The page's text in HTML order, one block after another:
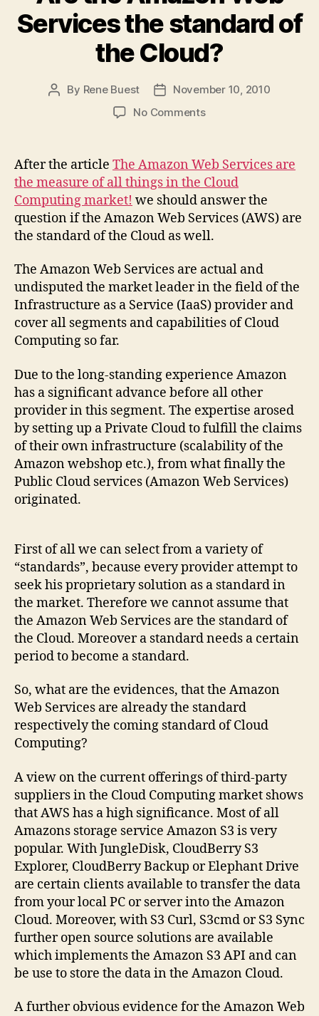
Services the standard of
the Cloud?
Post
By Rene Buest
PostNovember 10, 2010
No Commentson
Amazon
Web
Services
the
standard
of
Cloud?
After the article The Amazon Web Services are
the measure of all things in the Cloud
Computing market! we should answer the
question if the Amazon Web Services (AWS) are
the standard of the Cloud as well.
The Amazon Web Services are actual and
undisputed the market leader in the field of the
Infrastructure as a Service (IaaS) provider and
cover all segments and capabilities of Cloud
Computing so far.
Due to the long-standing experience Amazon
has a significant advance before all other
provider in this segment. The expertise arosed
by setting up a Private Cloud to fulfill the claims
of their own infrastructure (scalability of the
Amazon webshop etc.), from what finally the
Public Cloud services (Amazon Web Services)
originated.
First of all we can select from a variety of
“standards”, because every provider attempt to
seek his proprietary solution as a standard in
the market. Therefore we cannot assume that
the Amazon Web Services are the standard of
the Cloud. Moreover a standard needs a certain
period to become a standard.
So, what are the evidences, that the Amazon
Web Services are already the standard
respectively the coming standard of Cloud
Computing?
A view on the current offerings of third-party
suppliers in the Cloud Computing market shows
that AWS has a high significance. Most of all
Amazons storage service Amazon S3 is very
popular. With JungleDisk, CloudBerry S3
Explorer, CloudBerry Backup or Elephant Drive
are certain clients available to transfer the data
from your local PC or server into the Amazon
Cloud. Moreover, with S3 Curl, S3cmd or S3 Sync
further open source solutions are available
which implements the Amazon S3 API and can
be use to store the data in the Amazon Cloud.
A further obvious evidence for the Amazon Web